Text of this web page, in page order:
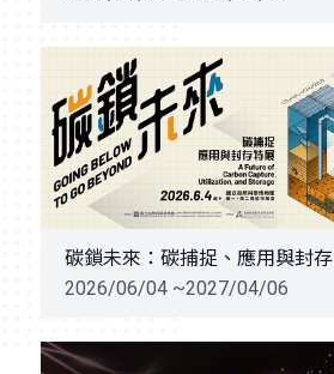
碳鎖未來：碳捕捉、應用與封存
2026/06/04 ~2027/04/06